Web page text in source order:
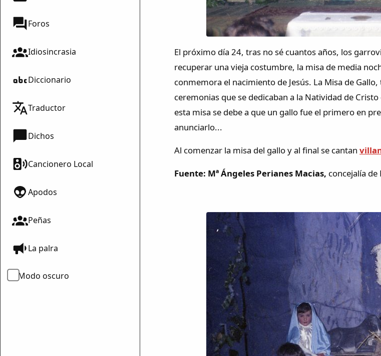
Foros
Idiosincrasia
Diccionario
Traductor
Dichos
Cancionero Local
Apodos
Peñas
La palra
Modo oscuro
El próximo día 24, tras no sé cuantos años, los
recuperar una vieja costumbre, la misa de media
conmemora el nacimiento de Jesús. La Misa de
ceremonias que se dedicaban a la Natividad de
esta misa se debe a que un gallo fue el primero en
anunciarlo...
Al comenzar la misa del gallo y al final se cantan
Fuente: Mª Ángeles Perianes Macias, concejalía